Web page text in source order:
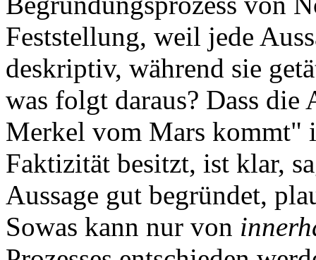
Feststellung, weil jede
deskriptiv, während sie
was folgt daraus? Dass
Merkel vom Mars kommt"
Faktizität besitzt, ist klar,
Aussage gut begründet,
Sowas kann nur von